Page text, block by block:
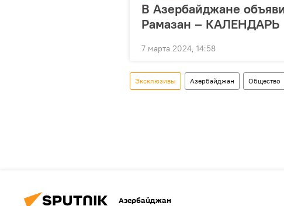
В Азербайджане
Рамазан – КАЛЕНДАРЬ
7 марта 2024, 14:58
Эксклюзивы Азербайджан Общество
Азербайджан